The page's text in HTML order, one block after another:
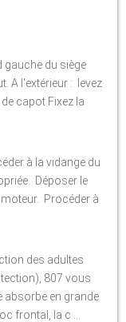
gauche du siège
A l'extérieur : levez
capot Fixez la
à la vidange du
Déposer le
Procéder à
des adultes
807 vous
absorbe en grande
frontal, la c ...